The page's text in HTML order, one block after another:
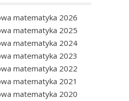
matematyka 2026
matematyka 2025
matematyka 2024
matematyka 2023
matematyka 2022
matematyka 2021
matematyka 2020